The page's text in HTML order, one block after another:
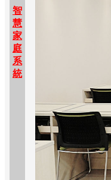
智
慧
家
庭
系
統